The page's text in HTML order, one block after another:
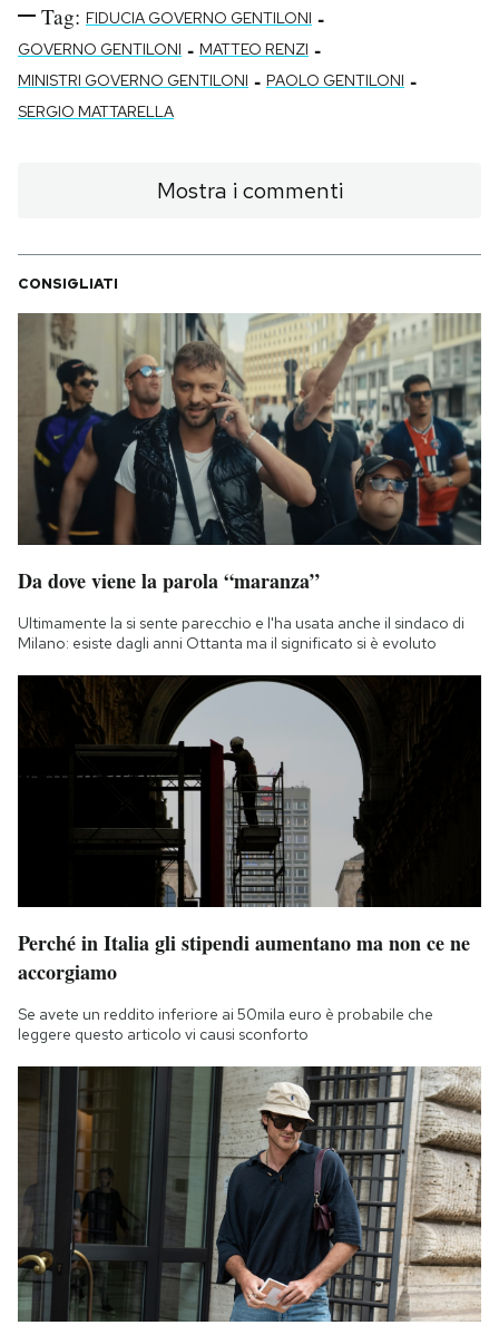
Tag: FIDUCIA GOVERNO GENTILONI -
GOVERNO GENTILONI - MATTEO RENZI -
MINISTRI GOVERNO GENTILONI - PAOLO GENTILONI -
SERGIO MATTARELLA
Mostra i commenti
CONSIGLIATI
Da dove viene la parola “maranza”
Ultimamente la si sente parecchio e l'ha usata anche il sindaco di
Milano: esiste dagli anni Ottanta ma il significato si è evoluto
Perché in Italia gli stipendi aumentano ma non ce ne
accorgiamo
Se avete un reddito inferiore ai 50mila euro è probabile che
leggere questo articolo vi causi sconforto